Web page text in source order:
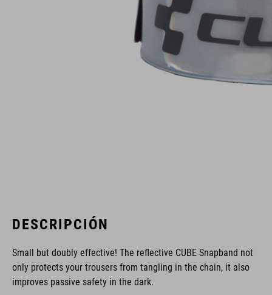
DESCRIPCIÓN
Small but doubly effective! The reflective CUBE Snapband not
only protects your trousers from tangling in the chain, it also
improves passive safety in the dark.